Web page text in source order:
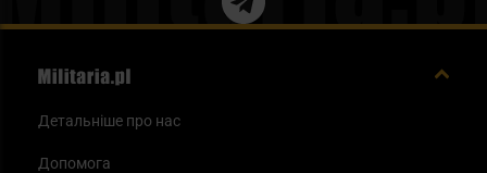
Детальніше про нас
Допомога